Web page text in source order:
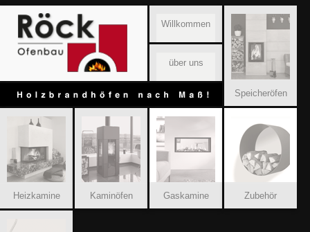
Willkommen
über uns
Speicheröfen
Heizkamine Kaminöfen Gaskamine Zubehör